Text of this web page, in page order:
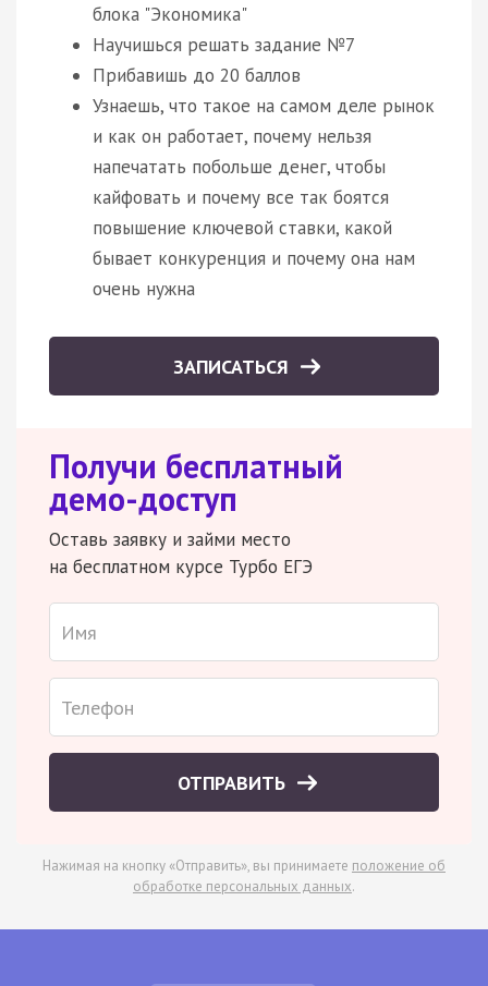
блока "Экономика"
Научишься решать задание №7
Прибавишь до 20 баллов
Узнаешь, что такое на самом деле рынок
и как он работает, почему нельзя
напечатать побольше денег, чтобы
кайфовать и почему все так боятся
повышение ключевой ставки, какой
бывает конкуренция и почему она нам
очень нужна
ЗАПИСАТЬСЯ
Получи бесплатный
демо-доступ
Оставь заявку и займи место
на бесплатном курсе Турбо ЕГЭ
ОТПРАВИТЬ
Нажимая на кнопку «Отправить», вы принимаете положение об
обработке персональных данных.